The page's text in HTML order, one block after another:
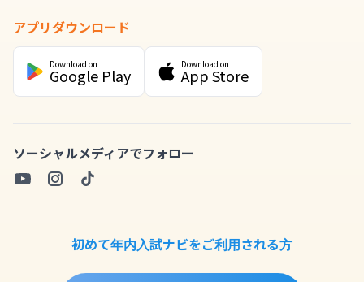
アプリダウンロード
Download on
Google Play
Download on
App Store
ソーシャルメディアでフォロー
初めて年内入試ナビをご利用される方